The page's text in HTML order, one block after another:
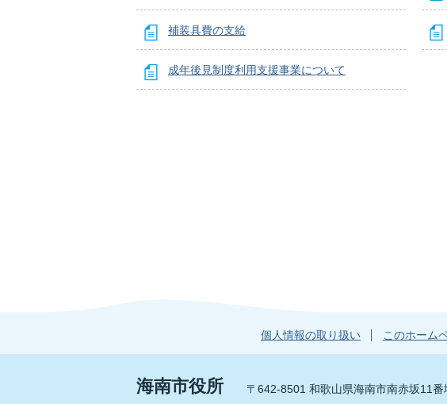
補装具費の支給
成年後見制度利用支援事業について
個人情報の取り扱い このホーム
海南市役所 〒642-8501 和歌山県海南市南赤坂11番